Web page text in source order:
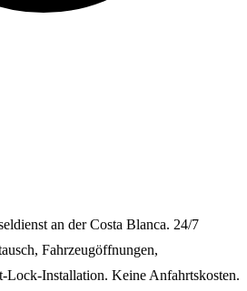
an der Costa Blanca. 24/7
Fahrzeugöffnungen,
Lock-Installation. Keine Anfahrtskosten.